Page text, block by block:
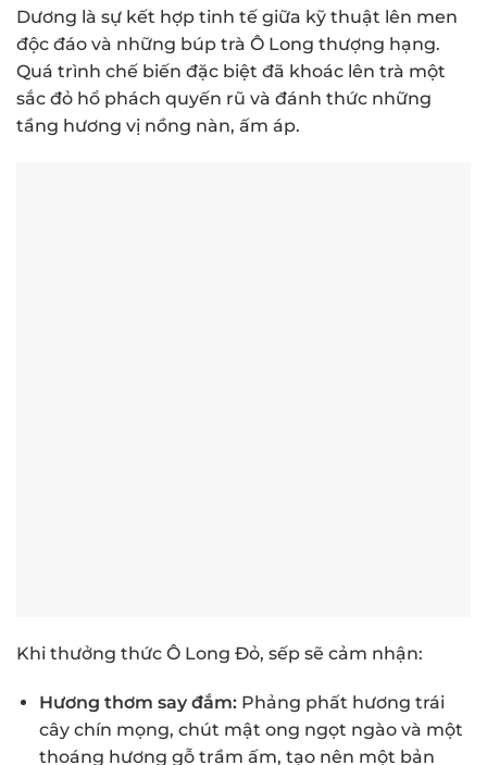
Dương là sự kết hợp tinh tế giữa kỹ thuật lên men
độc đáo và những búp trà Ô Long thượng hạng.
Quá trình chế biến đặc biệt đã khoác lên trà một
sắc đỏ hổ phách quyến rũ và đánh thức những
tầng hương vị nồng nàn, ấm áp.
Khi thưởng thức Ô Long Đỏ, sếp sẽ cảm nhận:
Hương thơm say đắm:Phảng phất hương trái
cây chín mọng, chút mật ong ngọt ngào và một
thoáng hương gỗ trầm ấm, tạo nên một bản